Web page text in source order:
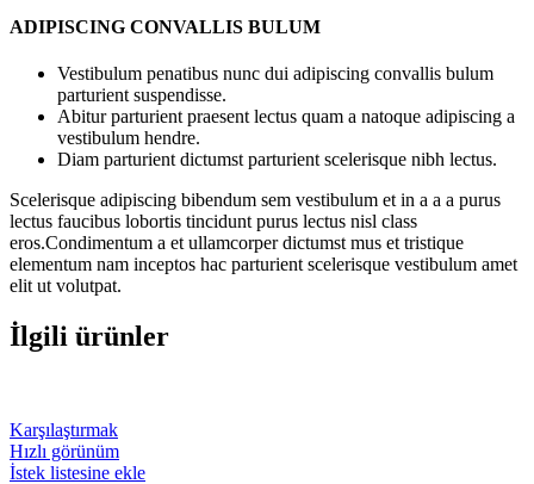
ADIPISCING CONVALLIS BULUM
Vestibulum penatibus nunc dui adipiscing convallis bulum
parturient suspendisse.
Abitur parturient praesent lectus quam a natoque adipiscing a
vestibulum hendre.
Diam parturient dictumst parturient scelerisque nibh lectus.
Scelerisque adipiscing bibendum sem vestibulum et in a a a purus
lectus faucibus lobortis tincidunt purus lectus nisl class
eros.Condimentum a et ullamcorper dictumst mus et tristique
elementum nam inceptos hac parturient scelerisque vestibulum amet
elit ut volutpat.
İlgili ürünler
Karşılaştırmak
Hızlı görünüm
İstek listesine ekle